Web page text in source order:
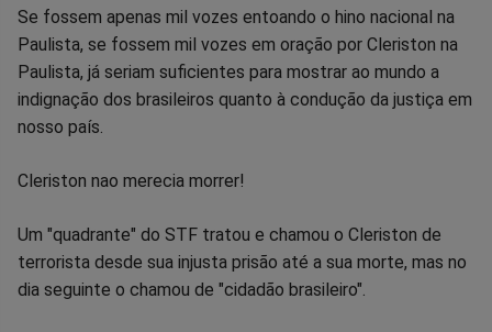
Se fossem apenas mil vozes entoando o hino nacional na
Paulista, se fossem mil vozes em oração por Cleriston na
Paulista, já seriam suficientes para mostrar ao mundo a
indignação dos brasileiros quanto à condução da justiça em
nosso país.
Cleriston nao merecia morrer!
Um "quadrante" do STF tratou e chamou o Cleriston de
terrorista desde sua injusta prisão até a sua morte, mas no
dia seguinte o chamou de "cidadão brasileiro".